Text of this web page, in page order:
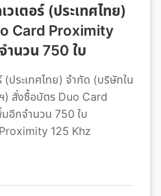
เตอร์ (ประเทศไทย)
Card Proximity
นวน 750 ใบ
(ประเทศไทย) จำกัด (บริษัทใน
) สั่งซื้อบัตร Duo Card
อีกจำนวน 750 ใบ
125 Khz